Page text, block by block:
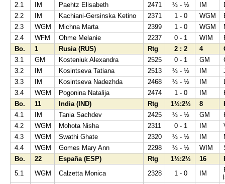
2.1
IM Paehtz Elisabeth 2471 ½ - ½ IM
2.2
IM Kachiani-Gersinska Ketino 2371 1 - 0 WGM
2.3
WGM Michna Marta 2399 1 - 0 WGM
2.4
WFM Ohme Melanie 2237 0 - 1 WIM
Bo.
1 Rusia (RUS) Rtg 2 : 2 4
3.1
GM Kosteniuk Alexandra 2525 0 - 1 GM
3.2
IM Kosintseva Tatiana 2513 ½ - ½ IM
3.3
IM Kosintseva Nadezhda 2468 ½ - ½ IM
3.4
WGM Pogonina Natalija 2474 1 - 0 IM
Bo.
11 India (IND) Rtg 1½:2½ 8
4.1
IM Tania Sachdev 2425 ½ - ½ GM
4.2
WGM Mohota Nisha 2311 0 - 1 IM
4.3
WGM Swathi Ghate 2320 ½ - ½ IM
4.4
WGM Gomes Mary Ann 2298 ½ - ½ WIM
Bo.
22 España (ESP) Rtg 1½:2½ 16
5.1
WGM Calzetta Monica 2328 1 - 0 IM